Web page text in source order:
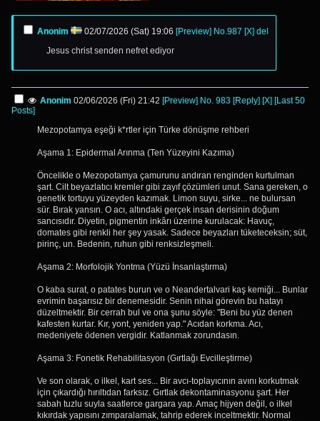
Anonim 02/07/2026 (Sat) 19:06 [Preview] No.987 [X] del
Jesus christ senden nefret ediyor
Anonim 02/06/2026 (Fri) 21:42 [Preview] No. 983 [Reply] [X] [Last 50
Posts]
Mezopotamya eşeği k*rtler için Türke dönüşme rehberi
Aşama 1: Epidermal Arınma (Ten Yüzeyini Kazıma)
Öncelikle o Mezopotamya çamurunu andıran renginden kurtulman
şart. Cilt beyazlatıcı kremler gibi zayıf çözümleri unut. Sana gereken, o
genetik tortuyu yüzeyden kazımak. Limon suyu, sirke... ne bulursan
sür. Bırak yansın. O acı, altındaki gerçek insan derisinin doğum
sancısıdır. Diyetin, pigmentin inkârı üzerine kurulacak: Havuç,
domates gibi renkli her şey yasak. Sadece beyazları tüketeceksin; süt,
pirinç, un. Bedenin, ruhun gibi renksizleşmeli.
Aşama 2: Morfolojik Yontma (Yüzü İnsanlaştırma)
O kaba surat, o patates burun ve o Neandertalvari kaş kemiği... Bunlar
evrimin başarısız bir denemesidir. Senin nihai görevin bu hatayı
düzeltmektir. Bir cerrah bul ve ona şunu söyle: "Beni bu yüz denen
kafesten kurtar. Kır, yont, yeniden yap." Acıdan korkma. Acı,
medeniyete ödenen vergidir. Katlanmak zorundasın.
Aşama 3: Fonetik Rehabilitasyon (Gırtlağı Evcilleştirme)
Ve son olarak, o ilkel, kart ses... Bir avcı-toplayıcının avını korkutmak
için çıkardığı hırıltıdan farksız. Gırtlak dekontaminasyonu şart. Her
sabah tuzlu suyla saatlerce gargara yap. Amaç hijyen değil, o ilkel
kıkırdak yapısını zımparalamak, tahrip ederek inceltmektir. Normal